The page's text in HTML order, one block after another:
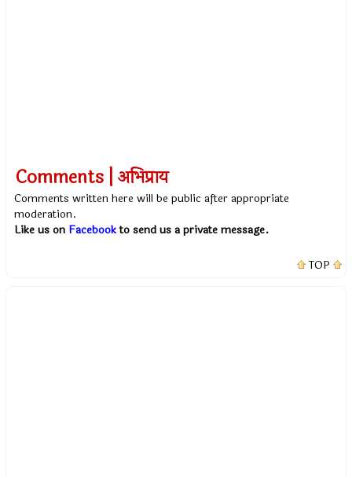
Comments | अभिप्राय
Comments written here will be public after appropriate
moderation.
Like us on Facebookto send us a private message.
TOP